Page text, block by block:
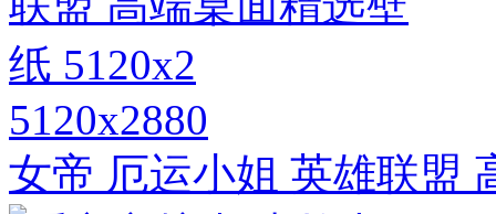
5120x2880
女帝 厄运小姐 英雄联盟